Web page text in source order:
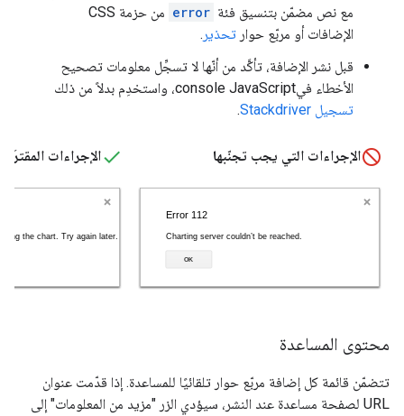
مع نص مضمّن بتنسيق فئة error
من حزمة CSS
الإضافات أو مربّع حوار تحذير .
قبل نشر الإضافة، تأكَّد من أنّها لا تسجِّل معلومات تصحيح
الأخطاء فيconsole JavaScript، واستخدِم بدلاً من ذلك
تسجيل Stackdriver
.
الإجراءات التي يجب تجنّبها الإجراءات
محتوى المساعدة
تتضمّن قائمة كل إضافة مربّع حوار تلقائيًا للمساعدة. إذا قدّمت عنوان
URL لصفحة مساعدة عند النشر، سيؤدي الزر "مزيد من المعلومات" إلى